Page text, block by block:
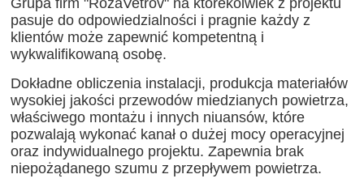
Grupa firm "RozaVetrov" na którekolwiek z projektu
pasuje do odpowiedzialności i pragnie każdy z
klientów może zapewnić kompetentną i
wykwalifikowaną osobę.
Dokładne obliczenia instalacji, produkcja materiałów
wysokiej jakości przewodów miedzianych powietrza,
właściwego montażu i innych niuansów, które
pozwalają wykonać kanał o dużej mocy operacyjnej
oraz indywidualnego projektu. Zapewnia brak
niepożądanego szumu z przepływem powietrza.